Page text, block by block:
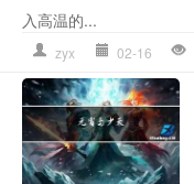
入高温的...
zyx 02-16